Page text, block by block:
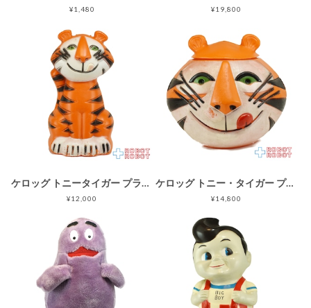
¥1,480 ¥19,800
ケロッグ トニータイガー プラスチック貯金箱 フィギュア ※底蓋なし 企業物
¥12,000
ケロッグ トニー・タイガー プラスチック・クッキージャー 企業物
¥14,800